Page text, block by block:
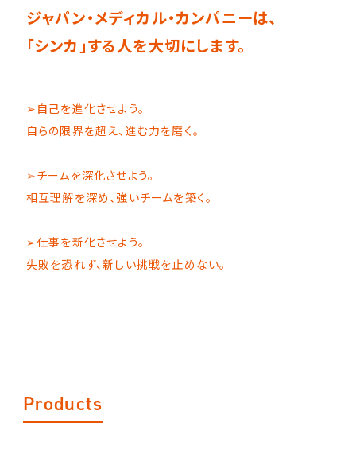
ジャパン・メディカル・カンパニーは、
「シンカ」する人を大切にします。
➢自己を進化させよう。
自らの限界を超え、進む力を磨く。
➢チームを深化させよう。
相互理解を深め、強いチームを築く。
➢仕事を新化させよう。
失敗を恐れず、新しい挑戦を止めない。
Products